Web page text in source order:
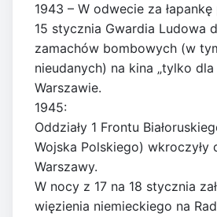
1943 – W odwecie za
15 stycznia Gwardia Ludowa
zamachów bombowych (w
nieudanych) na kina „tylko
Warszawie.
1945:
Oddziały 1 Frontu
Wojska Polskiego) wkroczyły
Warszawy.
W nocy z 17 na 18 stycznia
więzienia niemieckiego na